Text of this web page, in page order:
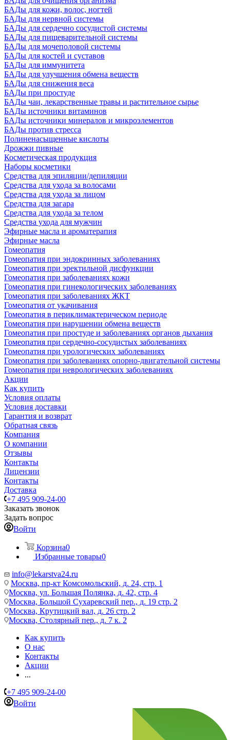
БАДы для кожи, волос, ногтей
БАДы для нервной системы
БАДы для сердечно сосудистой системы
БАДы для пищеварительной системы
БАДы для мочеполовой системы
БАДы для костей и суставов
БАДы для иммунитета
БАДы для улучшения обмена веществ
БАДы для снижения веса
БАДы при простуде
БАДы чаи, лекарственные травы и растительное сырье
БАДы источники витаминов
БАДы источники минералов и микроэлементов
БАДы против стресса
Полиненасыщенные кислоты
Дрожжи пивные
Косметическая продукция
Наборы косметики
Средства для эпиляции/депиляции
Средства для ухода за волосами
Средства для ухода за лицом
Средства для загара
Средства для ухода за телом
Средства ухода для мужчин
Эфирные масла и ароматерапия
Эфирные масла
Гомеопатия
Гомеопатия при эндокринных заболеваниях
Гомеопатия при эректильной дисфункции
Гомеопатия при заболеваниях кожи
Гомеопатия при гинекологических заболеваниях
Гомеопатия при заболеваниях ЖКТ
Гомеопатия от укачивания
Гомеопатия в периклимактерическом периоде
Гомеопатия при нарушении обмена веществ
Гомеопатия при простуде и заболеваниях органов дыхания
Гомеопатия при сердечно-сосудистых заболеваниях
Гомеопатия при урологических заболеваниях
Гомеопатия при заболеваниях опорно-двигательной системы
Гомеопатия при неврологических заболеваниях
Акции
Как купить
Условия оплаты
Условия доставки
Гарантия и возврат
Обратная связь
Компания
О компании
Отзывы
Контакты
Лицензии
Контакты
Доставка
+7 495 909-24-00
Заказать звонок
Задать вопрос
Войти
Корзина0
Избранные товары0
info@lekarstva24.ru
Москва, пр-кт Комсомольский, д. 24, стр. 1
Москва, ул. Большая Полянка, д. 42, стр. 4
Москва, Большой Сухаревский пер., д. 19 стр. 2
Москва, Крутицкий вал, д. 26 стр. 2
Москва, Столярный пер., д. 7 к. 2
Как купить
О нас
Контакты
Акции
...
+7 495 909-24-00
Войти